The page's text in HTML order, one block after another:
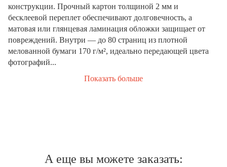
конструкции. Прочный картон толщиной 2 мм и
бесклеевой переплет обеспечивают долговечность, а
матовая или глянцевая ламинация обложки защищает от
повреждений. Внутри — до 80 страниц из плотной
мелованной бумаги 170 г/м², идеально передающей цвета
фотографий...
Показать больше
А еще вы можете заказать: